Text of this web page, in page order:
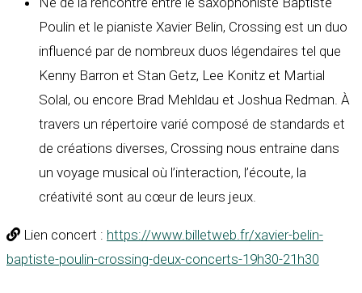
Poulin et le pianiste Xavier Belin, Crossing est un duo
influencé par de nombreux duos légendaires tel que
Kenny Barron et Stan Getz, Lee Konitz et Martial
Solal, ou encore Brad Mehldau et Joshua Redman. À
travers un répertoire varié composé de standards et
de créations diverses, Crossing nous entraine dans
un voyage musical où l’interaction, l’écoute, la
créativité sont au cœur de leurs jeux.
Lien concert : https://www.billetweb.fr/xavier-belin-
baptiste-poulin-crossing-deux-concerts-19h30-21h30